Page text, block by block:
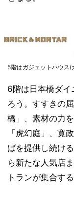
5階はガジェットハウス(
6階は日本橋ダイ
ろう。すすきの
橋」、素材の力
「虎幻庭」、寛
ばを提供し続け
ら新たな人気店
トランが集合する